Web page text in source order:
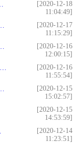
[2020-12-18
11:04:49]
[2020-12-17
11:15:29]
[2020-12-16
12:00:15]
[2020-12-16
11:55:54]
[2020-12-15
15:02:57]
[2020-12-15
14:53:59]
[2020-12-14
11:23:51]